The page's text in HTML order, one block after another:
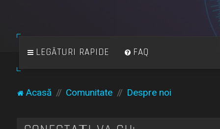
LEGĂTURI RAPIDE FAQ
Acasă Comunitate Despre noi